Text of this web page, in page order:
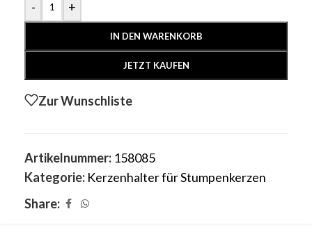
- +
IN DEN WARENKORB
JETZT KAUFEN
Zur Wunschliste
Artikelnummer: 158085
Kategorie: Kerzenhalter für Stumpenkerzen
Share: